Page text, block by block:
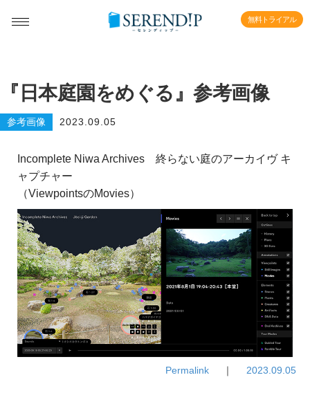
無料トライアル
『日本庭園をめぐる』参考画像
参考画像 2023.09.05
Incomplete Niwa Archives 終らない庭のアーカイヴ キ
ャプチャー
（ViewpointsのMovies）
Permalink ｜ 2023.09.05